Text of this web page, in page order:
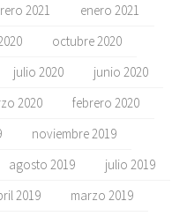
2021
enero 2021
octubre 2020
julio 2020
junio 2020
2020
febrero 2020
noviembre 2019
agosto 2019
julio 2019
2019
marzo 2019